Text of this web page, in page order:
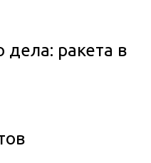
дела: ракета в